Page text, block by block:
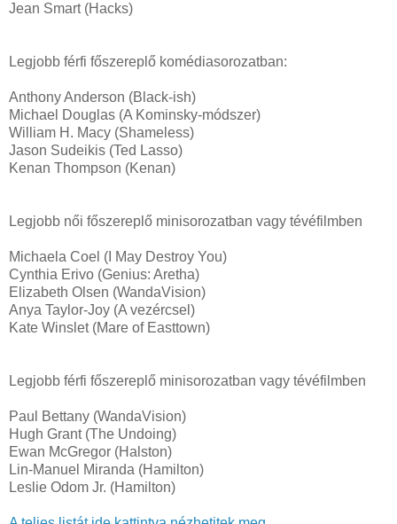
Jean Smart (Hacks)
Legjobb férfi főszereplő komédiasorozatban:
Anthony Anderson (Black-ish)
Michael Douglas (A Kominsky-módszer)
William H. Macy (Shameless)
Jason Sudeikis (Ted Lasso)
Kenan Thompson (Kenan)
Legjobb női főszereplő minisorozatban vagy tévéfilmben
Michaela Coel (I May Destroy You)
Cynthia Erivo (Genius: Aretha)
Elizabeth Olsen (WandaVision)
Anya Taylor-Joy (A vezércsel)
Kate Winslet (Mare of Easttown)
Legjobb férfi főszereplő minisorozatban vagy tévéfilmben
Paul Bettany (WandaVision)
Hugh Grant (The Undoing)
Ewan McGregor (Halston)
Lin-Manuel Miranda (Hamilton)
Leslie Odom Jr. (Hamilton)